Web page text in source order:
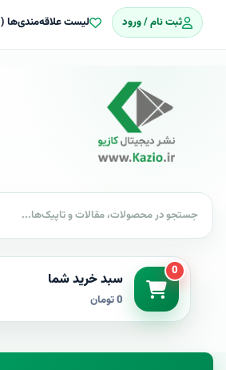
ثبت نام / ورود لیست علاقه‌مندی‌ها (0)
0 سبد خرید شما
0 تومان